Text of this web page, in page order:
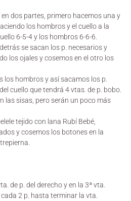
dos partes, primero hacemos una y
los hombros y el cuello a la
6-5-4 y los hombros 6-6-6.
se sacan los p. necesarios y
los ojales y cosemos en el otro los
los hombros y así sacamos los p.
cuello que tendrá 4 vtas. de p. bobo.
las sisas, pero serán un poco más
tejido con lana Rubí Bebé,
y cosemos los botones en la
de p. del derecho y en la 3ª vta.
2 p. hasta terminar la vta.